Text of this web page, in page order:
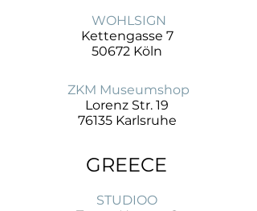
WOHLSIGN
Kettengasse 7
50672 Köln
ZKM Museumshop
Lorenz Str. 19
76135 Karlsruhe
GREECE
STUDIOO